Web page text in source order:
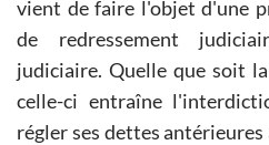
vient de faire l'objet d'une
de redressement
judiciaire. Quelle que soit
celle-ci entraîne
régler ses dettes